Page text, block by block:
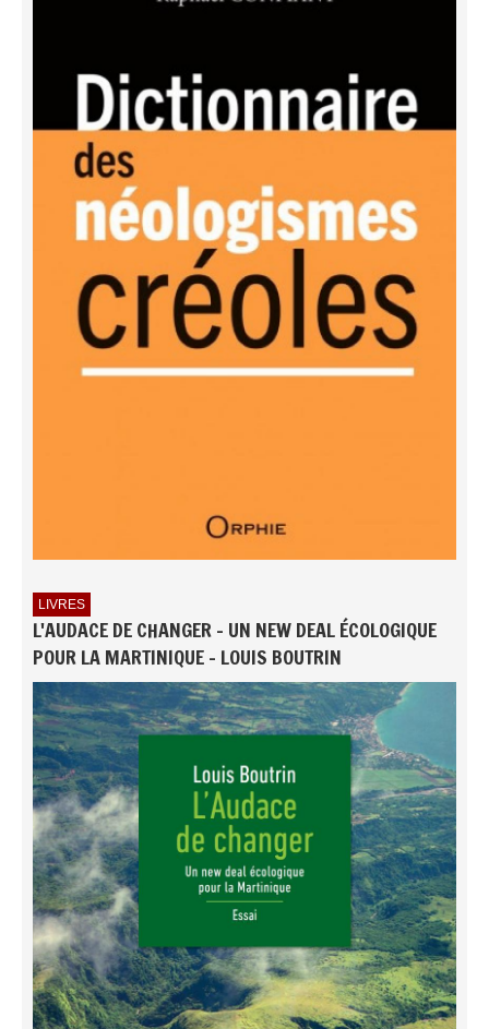
LIVRES
L'AUDACE DE CHANGER - UN NEW DEAL ÉCOLOGIQUE
POUR LA MARTINIQUE - LOUIS BOUTRIN